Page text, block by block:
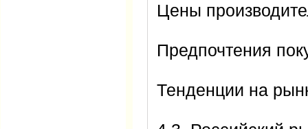
Цены
Предпочтения
Тенденции на